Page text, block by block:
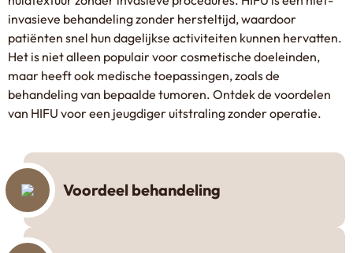
invasieve behandeling zonder hersteltijd, waardoor
patiënten snel hun dagelijkse activiteiten kunnen hervatten.
Het is niet alleen populair voor cosmetische doeleinden,
maar heeft ook medische toepassingen, zoals de
behandeling van bepaalde tumoren. Ontdek de voordelen
van HIFU voor een jeugdiger uitstraling zonder operatie.
Voordeel behandeling